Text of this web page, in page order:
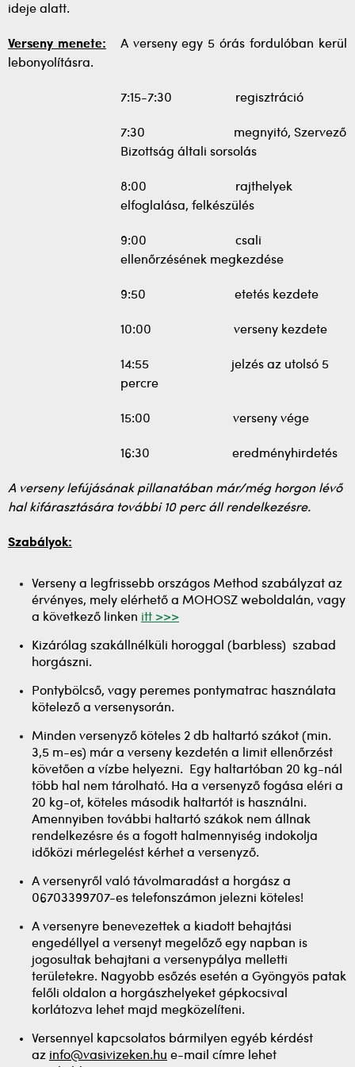
ideje alatt.
Verseny menete: A verseny egy 5 órás fordulóban kerül
lebonyolításra.
7:15-7:30 regisztráció
7:30 megnyitó, Szervező
Bizottság általi sorsolás
8:00 rajthelyek
elfoglalása, felkészülés
9:00 csali
ellenőrzésének megkezdése
9:50 etetés kezdete
10:00 verseny kezdete
14:55 jelzés az utolsó 5
percre
15:00 verseny vége
16:30 eredményhirdetés
A verseny lefújásának pillanatában már/még horgon lévő
hal kifárasztására további 10 perc áll rendelkezésre.
Szabályok:
Verseny a legfrissebb országos Method szabályzat az
érvényes, mely elérhető a MOHOSZ weboldalán, vagy
a következő linken itt >>>
Kizárólag szakállnélküli horoggal (barbless) szabad
horgászni.
Pontybölcső, vagy peremes pontymatrac használata
kötelező a versenysorán.
Minden versenyző köteles 2 db haltartó szákot (min.
3,5 m-es) már a verseny kezdetén a limit ellenőrzést
követően a vízbe helyezni. Egy haltartóban 20 kg-nál
több hal nem tárolható. Ha a versenyző fogása eléri a
20 kg-ot, köteles második haltartót is használni.
Amennyiben további haltartó szákok nem állnak
rendelkezésre és a fogott halmennyiség indokolja
időközi mérlegelést kérhet a versenyző.
A versenyről való távolmaradást a horgász a
06703399707-es telefonszámon jelezni köteles!
A versenyre benevezettek a kiadott behajtási
engedéllyel a versenyt megelőző egy napban is
jogosultak behajtani a versenypálya melletti
területekre. Nagyobb esőzés esetén a Gyöngyös patak
felőli oldalon a horgászhelyeket gépkocsival
korlátozva lehet majd megközelíteni.
Versennyel kapcsolatos bármilyen egyéb kérdést
az info@vasivizeken.hu e-mail címre lehet